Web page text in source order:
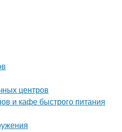
центров
и кафе быстрого питания